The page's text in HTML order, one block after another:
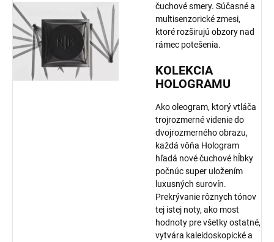
čuchové smery. Súčasné a
multisenzorické zmesi,
ktoré rozširujú obzory nad
rámec potešenia.
KOLEKCIA
HOLOGRAMU
Ako oleogram, ktorý vtláča
trojrozmerné videnie do
dvojrozmerného obrazu,
každá vôňa Hologram
hľadá nové čuchové hĺbky
počnúc super uložením
luxusných surovín.
Prekrývanie rôznych tónov
tej istej noty, ako most
hodnoty pre všetky ostatné,
vytvára kaleidoskopické a